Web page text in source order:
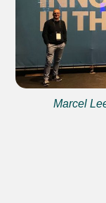
Marcel